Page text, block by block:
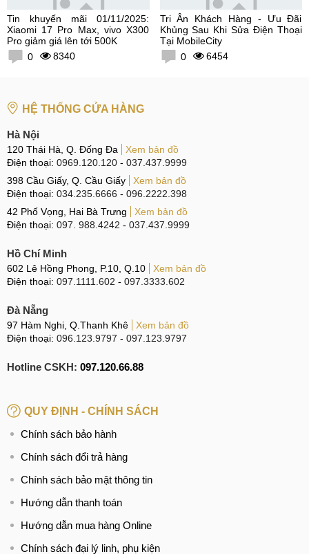
Tin khuyến mãi 01/11/2025:
Xiaomi 17 Pro Max, vivo X300
Pro giảm giá lên tới 500K
0
8340
Tri Ân Khách Hàng - Ưu Đãi
Khủng Sau Khi Sửa Điện Thoại
Tại MobileCity
0
6454
HỆ THỐNG CỬA HÀNG
Hà Nội
120 Thái Hà, Q. Đống Đa
Xem bản đồ
Điện thoại: 0969.120.120 - 037.437.9999
398 Cầu Giấy, Q. Cầu Giấy
Xem bản đồ
Điện thoại: 034.235.6666 - 096.2222.398
42 Phố Vọng, Hai Bà Trưng
Xem bản đồ
Điện thoại: 097. 988.4242 - 037.437.9999
Hồ Chí Minh
602 Lê Hồng Phong, P.10, Q.10
Xem bản đồ
Điện thoại: 097.1111.602 - 097.3333.602
Đà Nẵng
97 Hàm Nghi, Q.Thanh Khê
Xem bản đồ
Điện thoại: 096.123.9797 - 097.123.9797
Hotline CSKH: 097.120.66.88
QUY ĐỊNH - CHÍNH SÁCH
Chính sách bảo hành
Chính sách đổi trả hàng
Chính sách bảo mật thông tin
Hướng dẫn thanh toán
Hướng dẫn mua hàng Online
Chính sách đại lý linh, phụ kiện